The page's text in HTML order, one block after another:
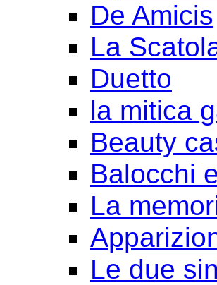
De Amicis
La
Duetto
la mitica
Beauty
Balocchi
La
Le due